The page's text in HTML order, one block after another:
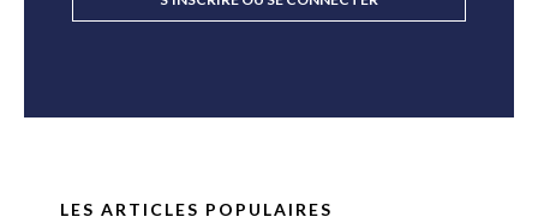
LES ARTICLES POPULAIRES